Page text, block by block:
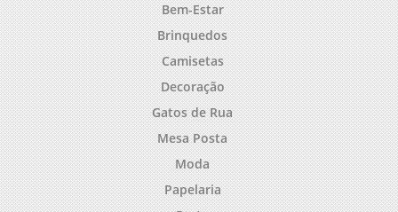
Bem-Estar
Brinquedos
Camisetas
Decoração
Gatos de Rua
Mesa Posta
Moda
Papelaria